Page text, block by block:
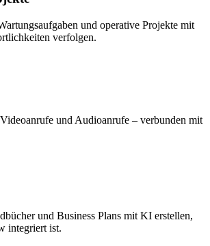
und operative Projekte mit
verfolgen.
und Audioanrufe – verbunden mit
und Business Plans mit KI erstellen,
integriert ist.